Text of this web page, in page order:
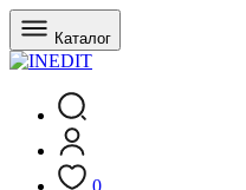
Каталог
0